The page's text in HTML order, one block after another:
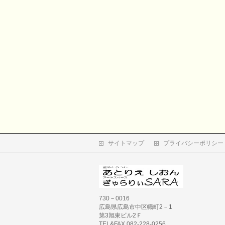
サイトマップ プライバシーポリシー
730－0016
広島県広島市中区幟町2－1
第3旭東ビル2Ｆ